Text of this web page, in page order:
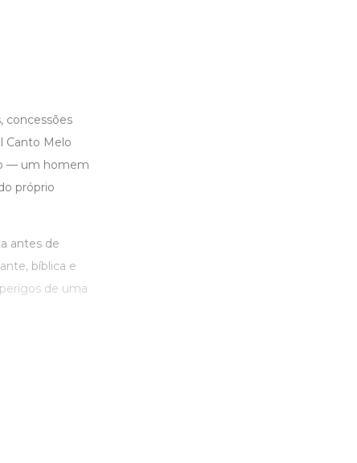
concessões
Canto Melo
— um homem
próprio
antes de
bíblica e
de uma